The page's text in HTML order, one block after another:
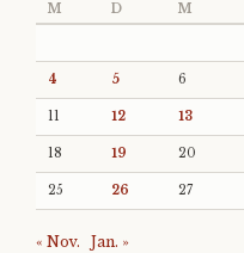
M D M
4 5 6
11 12 13
18 19 20
25 26 27
« Nov. Jan. »